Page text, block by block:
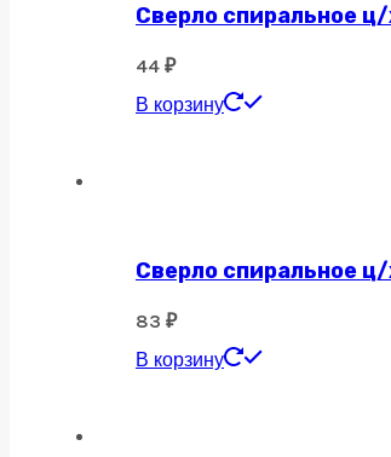
Сверло спиральное
44 ₽
В корзину
Сверло спиральное
83 ₽
В корзину